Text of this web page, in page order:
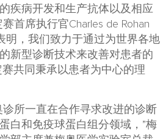
疾病开发和生产抗体以及相应
首席执行官Charles de Rohan
明，我们致力于通过为世界各地
新型诊断技术来改善对患者的
共同秉承以患者为中心的理
诊所一直在合作寻求改进的诊断
白和免疫球蛋白组分领域，”梅